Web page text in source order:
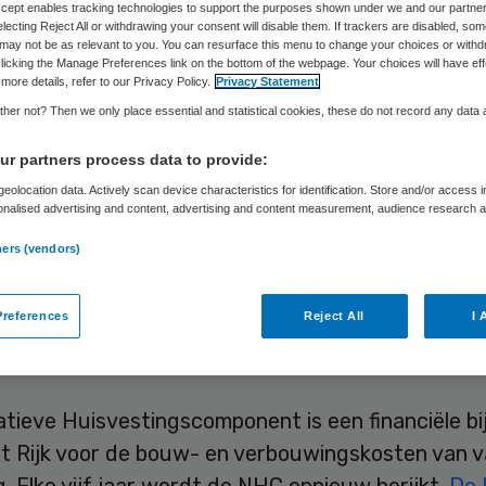
Leendert Douma 23 augustus 2022,13:38 1447 keer
kerngroep Wonen en Zorg zegt ‘hoogst
van de NZa om de Normatieve
(NHC) per 2024 te verlagen.
zien nu juist hogere kosten voor
minister voor langdurige zorg en sport, om
van de NHC niet door te voeren.
Huisvestingscomponent is een financiële
Rijk voor de bouw- en verbouwingskosten van
enables tracking technologies to support the purposes shown under we and our
Reject All or withdrawing your consent will disable them. If trackers are disabled,
not be as relevant to you. You can resurface this menu to change your choices or
the Manage Preferences link on the bottom of the webpage. Your choices will have
details, refer to our Privacy Policy. Privacy Statement
not? Then we only place essential and statistical cookies, these do not record any data
partners process data to provide:
data. Actively scan device characteristics for identification. Store and/or access
advertising and content, advertising and content measurement, audience research
(vendors)
Reject All I